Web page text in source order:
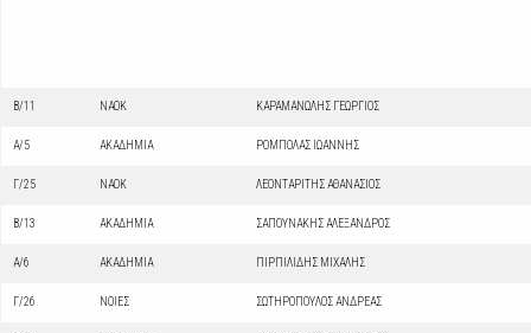
Β/11 ΝΑΟΚ ΚΑΡΑΜΑΝΩΛΗΣ ΓΕΩΡΓΙΟΣ
Α/5 ΑΚΑΔΗΜΙΑ ΡΟΜΠΟΛΑΣ ΙΩΑΝΝΗΣ
Γ/25 ΝΑΟΚ ΛΕΟΝΤΑΡΙΤΗΣ ΑΘΑΝΑΣΙΟΣ
Β/13 ΑΚΑΔΗΜΙΑ ΣΑΠΟΥΝΑΚΗΣ ΑΛΕΞΑΝΔΡΟΣ
Α/6 ΑΚΑΔΗΜΙΑ ΠΙΡΠΙΛΙΔΗΣ ΜΙΧΑΛΗΣ
Γ/26 ΝΟΙΕΣ ΣΩΤΗΡΟΠΟΥΛΟΣ ΑΝΔΡΕΑΣ